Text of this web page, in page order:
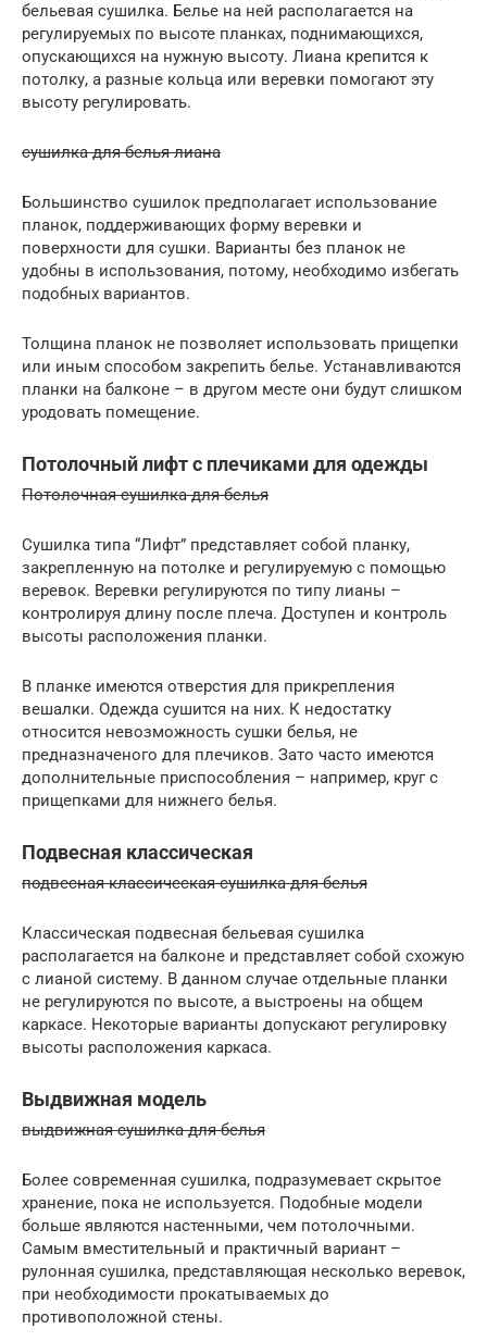
бельевая сушилка. Белье на ней располагается на
регулируемых по высоте планках, поднимающихся,
опускающихся на нужную высоту. Лиана крепится к
потолку, а разные кольца или веревки помогают эту
высоту регулировать.
сушилка для белья лиана
Большинство сушилок предполагает использование
планок, поддерживающих форму веревки и
поверхности для сушки. Варианты без планок не
удобны в использования, потому, необходимо избегать
подобных вариантов.
Толщина планок не позволяет использовать прищепки
или иным способом закрепить белье. Устанавливаются
планки на балконе – в другом месте они будут слишком
уродовать помещение.
Потолочный лифт с плечиками для одежды
Потолочная сушилка для белья
Сушилка типа “Лифт” представляет собой планку,
закрепленную на потолке и регулируемую с помощью
веревок. Веревки регулируются по типу лианы –
контролируя длину после плеча. Доступен и контроль
высоты расположения планки.
В планке имеются отверстия для прикрепления
вешалки. Одежда сушится на них. К недостатку
относится невозможность сушки белья, не
предназначеного для плечиков. Зато часто имеются
дополнительные приспособления – например, круг с
прищепками для нижнего белья.
Подвесная классическая
подвесная классическая сушилка для белья
Классическая подвесная бельевая сушилка
располагается на балконе и представляет собой схожую
с лианой систему. В данном случае отдельные планки
не регулируются по высоте, а выстроены на общем
каркасе. Некоторые варианты допускают регулировку
высоты расположения каркаса.
Выдвижная модель
выдвижная сушилка для белья
Более современная сушилка, подразумевает скрытое
хранение, пока не используется. Подобные модели
больше являются настенными, чем потолочными.
Самым вместительный и практичный вариант –
рулонная сушилка, представляющая несколько веревок,
при необходимости прокатываемых до
противоположной стены.